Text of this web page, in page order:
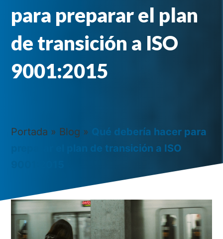
para preparar el plan
de transición a ISO
9001:2015
Portada » Blog » Qué debería hacer para
preparar el plan de transición a ISO